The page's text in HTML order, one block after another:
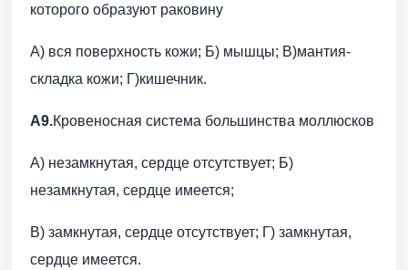
которого образуют раковину
А) вся поверхность кожи; Б) мышцы; В)мантия-
складка кожи; Г)кишечник.
А9.Кровеносная система большинства моллюсков
А) незамкнутая, сердце отсутствует; Б)
незамкнутая, сердце имеется;
В) замкнутая, сердце отсутствует; Г) замкнутая,
сердце имеется.